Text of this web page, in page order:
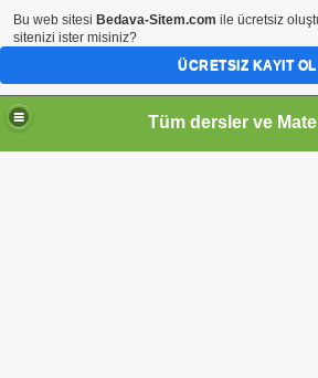
Bu web sitesi Bedava-Sitem.com ile ücretsiz
sitenizi ister misiniz?
ÜCRETSIZ KAYIT OL